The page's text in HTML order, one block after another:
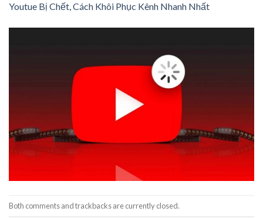
Youtue Bị Chết, Cách Khôi Phục Kênh Nhanh Nhất
Both comments and trackbacks are currently closed.